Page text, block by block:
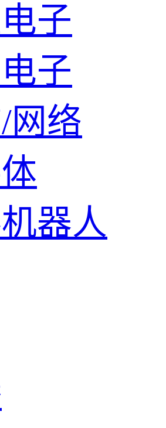
子
子
网络
器人